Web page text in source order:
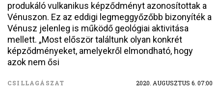
produkáló vulkanikus képződményt azonosítottak a
Vénuszon. Ez az eddigi legmeggyőzőbb bizonyíték a
Vénusz jelenleg is működő geológiai aktivitása
mellett. „Most először találtunk olyan konkrét
képződményeket, amelyekről elmondható, hogy
azok nem ősi
CSILLAGÁSZAT 2020. AUGUSZTUS 6. 07:00